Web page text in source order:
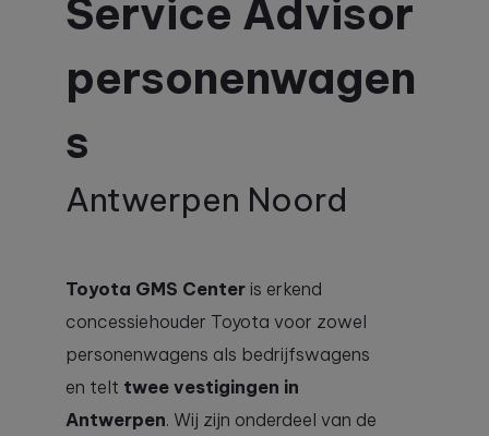
Service Advisor
personenwagen
s
Antwerpen Noord
Toyota GMS Center is erkend
concessiehouder Toyota voor zowel
personenwagens als bedrijfswagens
en telt twee vestigingen in
Antwerpen. Wij zijn onderdeel van de